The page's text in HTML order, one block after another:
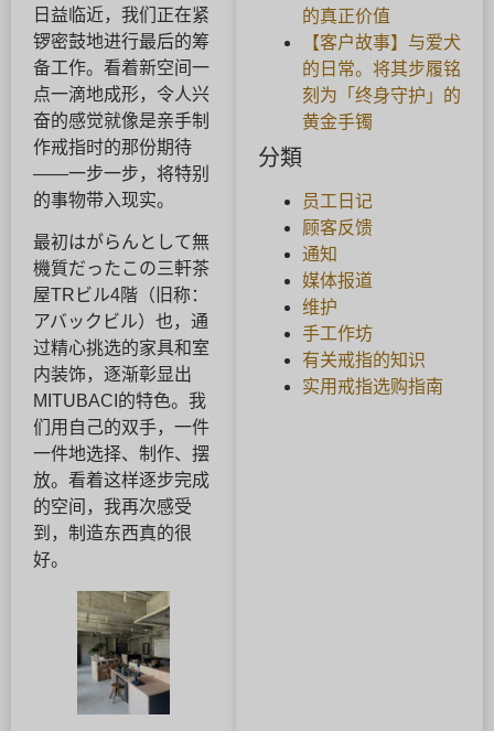
日益临近，我们正在紧
锣密鼓地进行最后的筹
备工作。看着新空间一
点一滴地成形，令人兴
奋的感觉就像是亲手制
作戒指时的那份期待
——一步一步，将特别
的事物带入现实。
最初はがらんとして無
機質だったこの三軒茶
屋TRビル4階（旧称：
アバックビル）也，通
过精心挑选的家具和室
内装饰，逐渐彰显出
MITUBACI的特色。我
们用自己的双手，一件
一件地选择、制作、摆
放。看着这样逐步完成
的空间，我再次感受
到，制造东西真的很
好。
的真正价值
【客户故事】与爱犬
的日常。将其步履铭
刻为「终身守护」的
黄金手镯
分類
员工日记
顾客反馈
通知
媒体报道
维护
手工作坊
有关戒指的知识
实用戒指选购指南